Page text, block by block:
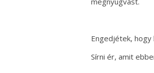
Engedjétek,
Sírni ér, amit